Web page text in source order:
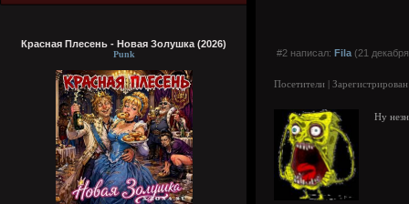
Красная Плесень - Новая Золушка (2026)
Punk #2 написал: Fila (21
Посетители |
Ну